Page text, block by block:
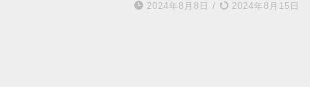
2024年8月8日 / 2024年8月15日